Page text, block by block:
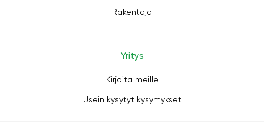
Rakentaja
Yritys
Kirjoita meille
Usein kysytyt kysymykset